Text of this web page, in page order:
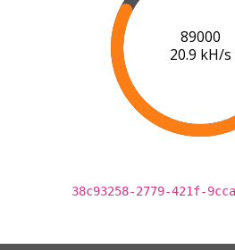
91000
20.9 kH/s
38c93258-2779-421f-